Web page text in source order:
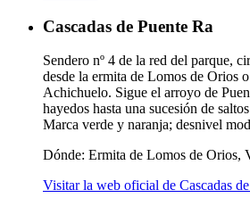
Cascadas de Puente Ra
Sendero nº 4 de la red del parque,
desde la ermita de Lomos de Orios
Achichuelo. Sigue el arroyo de
hayedos hasta una sucesión de
Marca verde y naranja; desnivel
Dónde: Ermita de Lomos de Orios,
Visitar la web oficial de Cascadas